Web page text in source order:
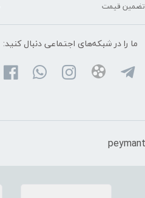
تضمین قیمت
ما را در شبکه‌های اجتماعی دنبال کنید: